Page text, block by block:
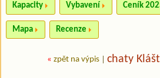
Kapacity Vybavení Ceník
Mapa Recenze
« zpět na výpis chaty